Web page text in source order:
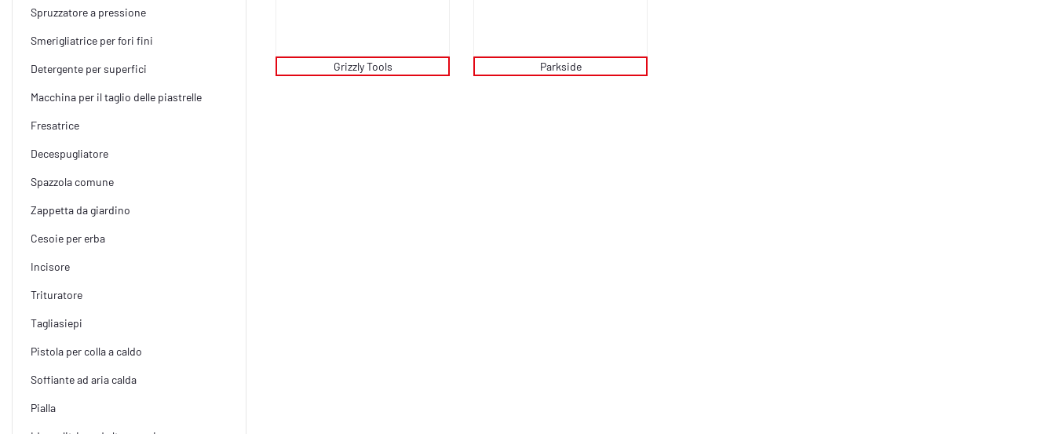
Grizzly Tools Parkside
Spruzzatore a pressione
Smerigliatrice per fori fini
Detergente per superfici
Macchina per il taglio delle piastrelle
Fresatrice
Decespugliatore
Spazzola comune
Zappetta da giardino
Cesoie per erba
Incisore
Trituratore
Tagliasiepi
Pistola per colla a caldo
Soffiante ad aria calda
Pialla